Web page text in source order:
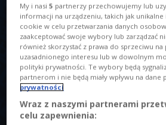
Zeznania świadka klubowego
O AUDYCJI
My i nasi5 partnerzy przechowujemy lub
informacji na urządzeniu, takich jak
cookie w celu przetwarzania danych
zaakceptować swoje wybory lub zarządzać
również skorzystać z prawa do sprzeciwu
uzasadnionego interesu lub w dowolnym
polityki prywatności. Te wybory będą
partnerom i nie będą miały wpływu na dane
prywatności
Wraz z naszymi partnerami
celu zapewnienia: